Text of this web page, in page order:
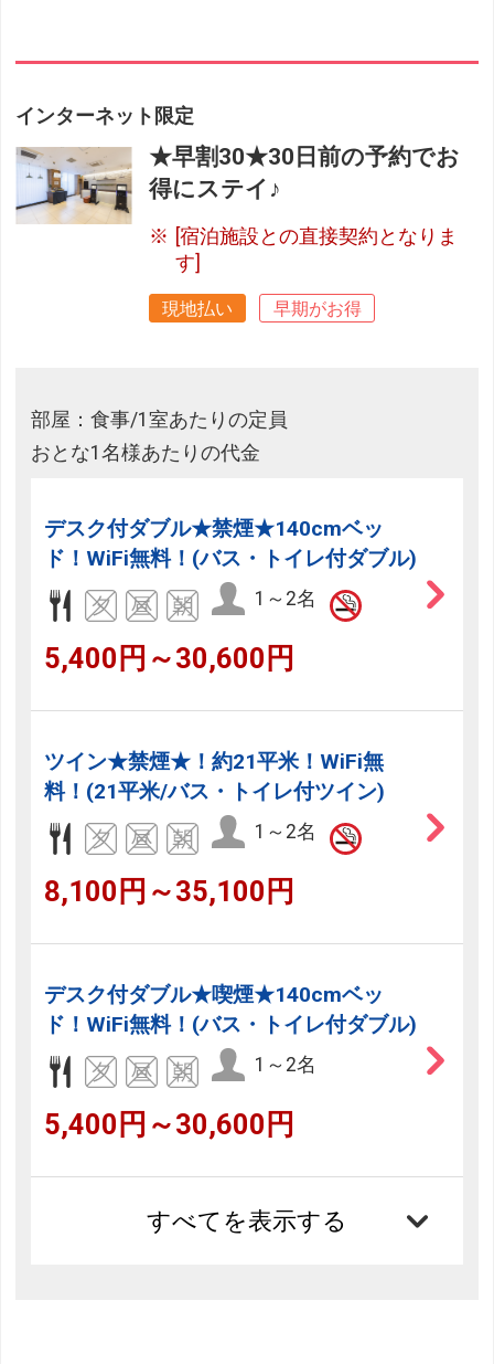
インターネット限定
★早割30★30日前の予約でお
得にステイ♪
[宿泊施設との直接契約となりま
す]
現地払い 早期がお得
部屋：食事/1室あたりの定員
おとな1名様あたりの代金
デスク付ダブル★禁煙★140cmベッ
ド！WiFi無料！(バス・トイレ付ダブル)
1～2名
5,400円～30,600円
ツイン★禁煙★！約21平米！WiFi無
料！(21平米/バス・トイレ付ツイン)
1～2名
8,100円～35,100円
デスク付ダブル★喫煙★140cmベッ
ド！WiFi無料！(バス・トイレ付ダブル)
1～2名
5,400円～30,600円
すべてを表示する